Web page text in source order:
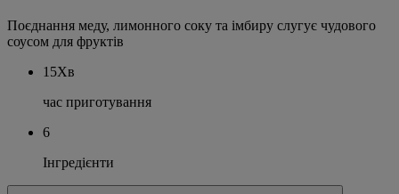
Поєднання меду, лимонного соку та імбиру слугує чудового
соусом для фруктів
15Хв
час приготування
6
Інгредієнти